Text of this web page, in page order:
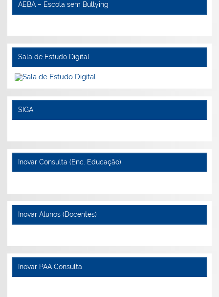
AEBA – Escola sem Bullying
Sala de Estudo Digital
SIGA
Inovar Consulta (Enc. Educação)
Inovar Alunos (Docentes)
Inovar PAA Consulta